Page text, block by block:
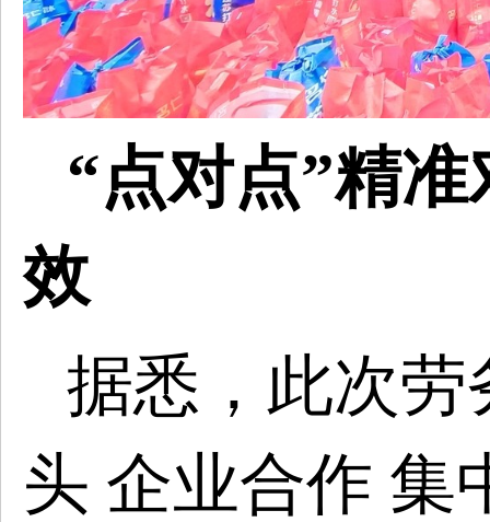
“点对点”精
效
据悉，此次劳
头 企业合作 集